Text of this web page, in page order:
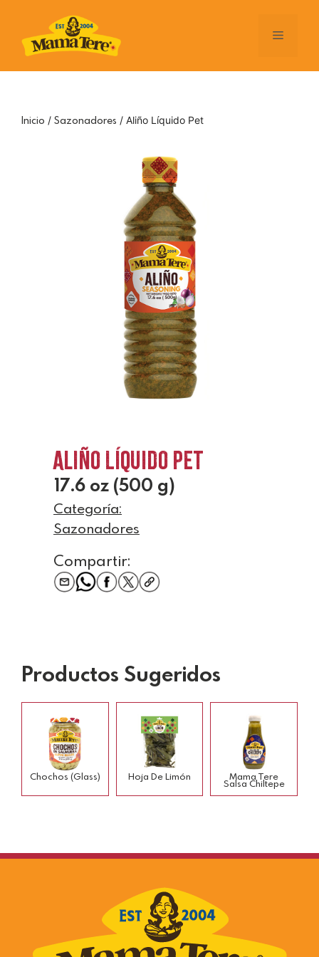
contenido
Menú
Inicio / Sazonadores / Aliño Líquido Pet
Aliño Líquido Pet
17.6 oz (500 g)
Categoría:
Sazonadores
Compartir:
Productos Sugeridos
Chochos (glass) Hoja De Limón Mama Tere
Salsa Chiltepe